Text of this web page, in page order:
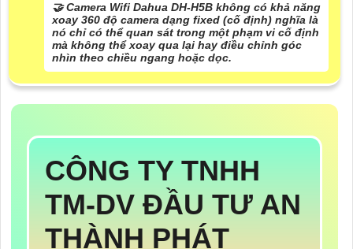
🤝Camera Wifi Dahua DH-H5B không có khả năng
xoay 360 độ camera dạng fixed (cố định) nghĩa là
nó chỉ có thể quan sát trong một phạm vi cố định
mà không thể xoay qua lại hay điều chỉnh góc
nhìn theo chiều ngang hoặc dọc.
CÔNG TY TNHH
TM-DV ĐẦU TƯ AN
THÀNH PHÁT